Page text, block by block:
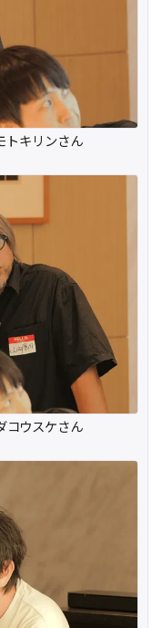
トキリンさん
コウスケさん